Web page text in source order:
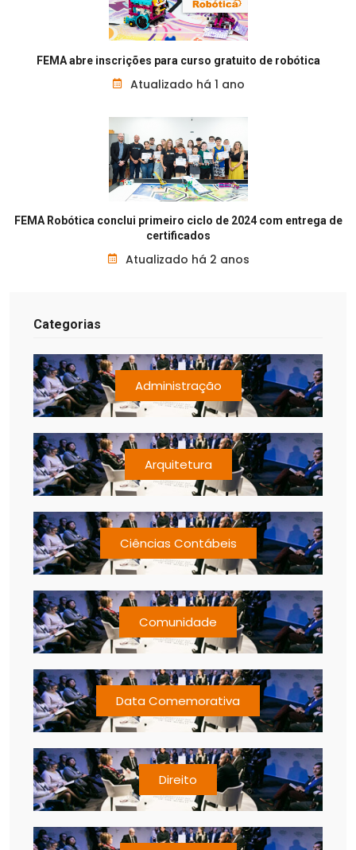
FEMA abre inscrições para curso gratuito de robótica
Atualizado há 1 ano
FEMA Robótica conclui primeiro ciclo de 2024 com entrega de
certificados
Atualizado há 2 anos
Categorias
Administração
Arquitetura
Ciências Contábeis
Comunidade
Data Comemorativa
Direito